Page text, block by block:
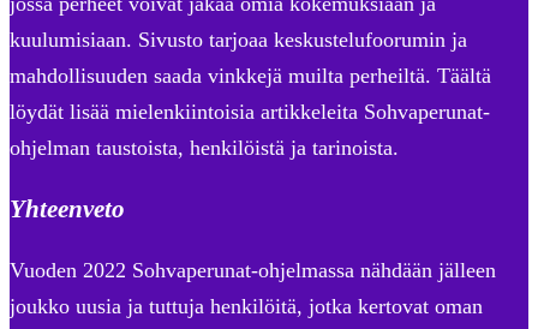
kuulumisiaan. Sivusto tarjoaa keskustelufoorumin ja
mahdollisuuden saada vinkkejä muilta perheiltä. Täältä
löydät lisää mielenkiintoisia artikkeleita Sohvaperunat-
ohjelman taustoista, henkilöistä ja tarinoista.
Yhteenveto
Vuoden 2022 Sohvaperunat-ohjelmassa nähdään jälleen
joukko uusia ja tuttuja henkilöitä, jotka kertovat oman